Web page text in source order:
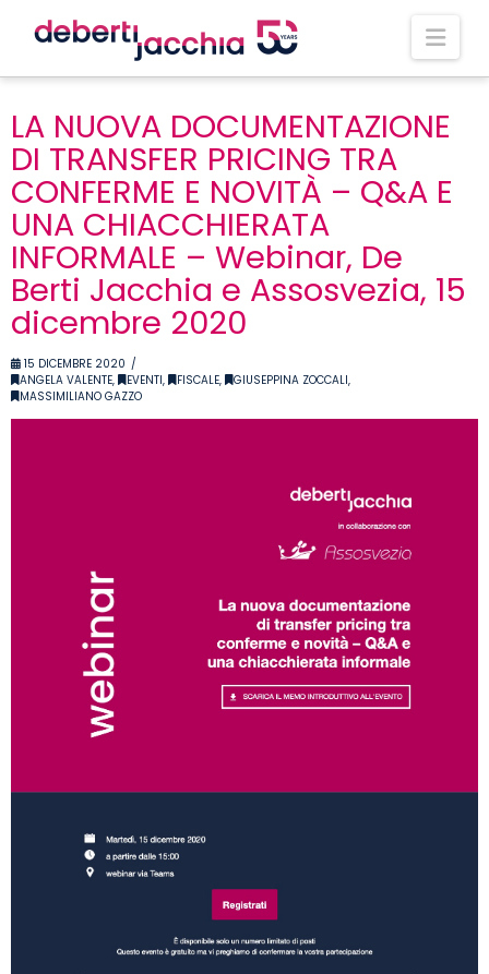
LA NUOVA DOCUMENTAZIONE
DI TRANSFER PRICING TRA
CONFERME E NOVITÀ – Q&A E
UNA CHIACCHIERATA
INFORMALE – Webinar, De
Berti Jacchia e Assosvezia, 15
dicembre 2020
15 DICEMBRE 2020
ANGELA VALENTE, EVENTI, FISCALE, GIUSEPPINA ZOCCALI,
MASSIMILIANO GAZZO